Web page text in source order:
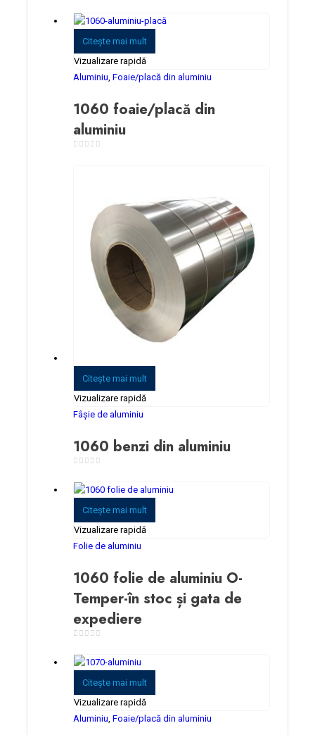
Citeşte mai mult
Vizualizare rapidă
Aluminiu Foaie/placă din aluminiu
1060 foaie/placă din
aluminiu
Citeşte mai mult
Vizualizare rapidă
Fâșie de aluminiu
1060 benzi din aluminiu
Citeşte mai mult
Vizualizare rapidă
Folie de aluminiu
1060 folie de aluminiu O-
Temper-în stoc și gata de
expediere
Citeşte mai mult
Vizualizare rapidă
Aluminiu Foaie/placă din aluminiu